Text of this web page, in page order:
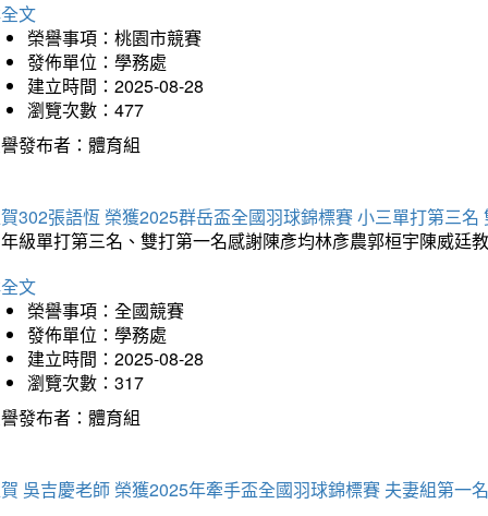
文
榮譽事項：桃園市競賽
發佈單位：學務處
建立時間：2025-08-28
瀏覽次數：477
發布者：體育組
302張語恆 榮獲2025群岳盃全國羽球錦標賽 小三單打第三名
級單打第三名、雙打第一名感謝陳彥均林彥農郭桓宇陳威廷
文
榮譽事項：全國競賽
發佈單位：學務處
建立時間：2025-08-28
瀏覽次數：317
發布者：體育組
吳吉慶老師 榮獲2025年牽手盃全國羽球錦標賽 夫妻組第一名